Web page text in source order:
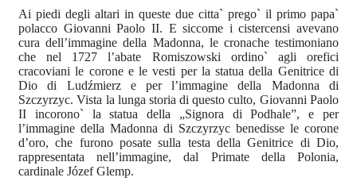
Ai piedi degli altari in queste due citta` prego` il primo papa`
polacco Giovanni Paolo II. E siccome i cistercensi avevano
cura dell’immagine della Madonna, le cronache testimoniano
che nel 1727 l’abate Romiszowski ordino` agli orefici
cracoviani le corone e le vesti per la statua della Genitrice di
Dio di Ludźmierz e per l’immagine della Madonna di
Szczyrzyc. Vista la lunga storia di questo culto, Giovanni Paolo
II incorono` la statua della „Signora di Podhale”, e per
l’immagine della Madonna di Szczyrzyc benedisse le corone
d’oro, che furono posate sulla testa della Genitrice di Dio,
rappresentata nell’immagine, dal Primate della Polonia,
cardinale Józef Glemp.